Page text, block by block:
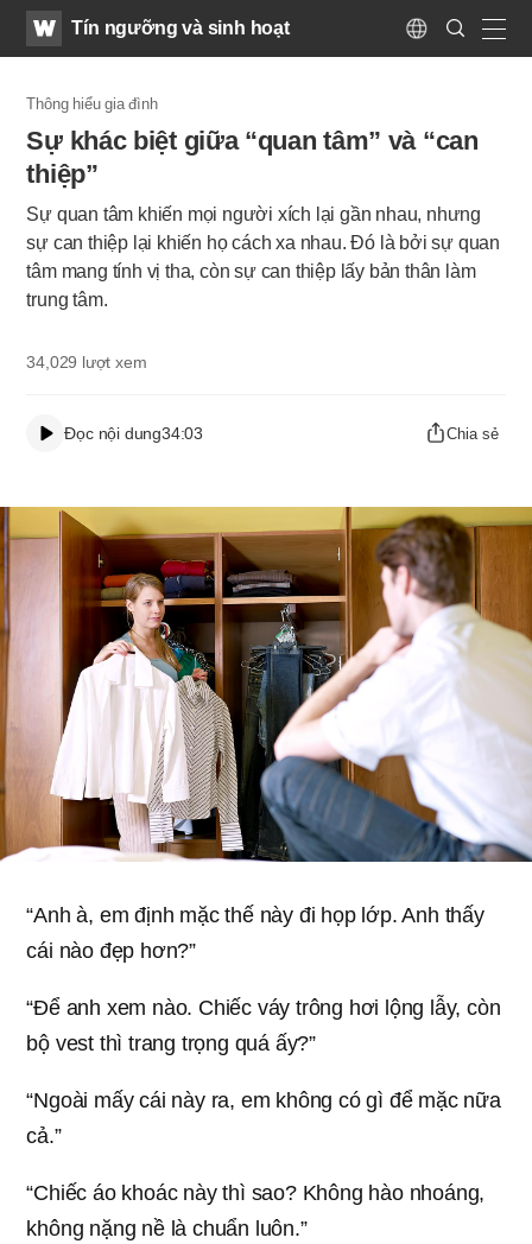
WATVTín ngưỡng và sinh hoạt
Language
Search
Submit
Thông hiểu gia đình
Sự khác biệt giữa “quan tâm” và “can
thiệp”
Sự quan tâm khiến mọi người xích lại gần nhau, nhưng
sự can thiệp lại khiến họ cách xa nhau. Đó là bởi sự quan
tâm mang tính vị tha, còn sự can thiệp lấy bản thân làm
trung tâm.
34,029 lượt xem
Đọc nội dung34:03 Chia sẻ
“Anh à, em định mặc thế này đi họp lớp. Anh thấy
cái nào đẹp hơn?”
“Để anh xem nào. Chiếc váy trông hơi lộng lẫy, còn
bộ vest thì trang trọng quá ấy?”
“Ngoài mấy cái này ra, em không có gì để mặc nữa
cả.”
“Chiếc áo khoác này thì sao? Không hào nhoáng,
không nặng nề là chuẩn luôn.”